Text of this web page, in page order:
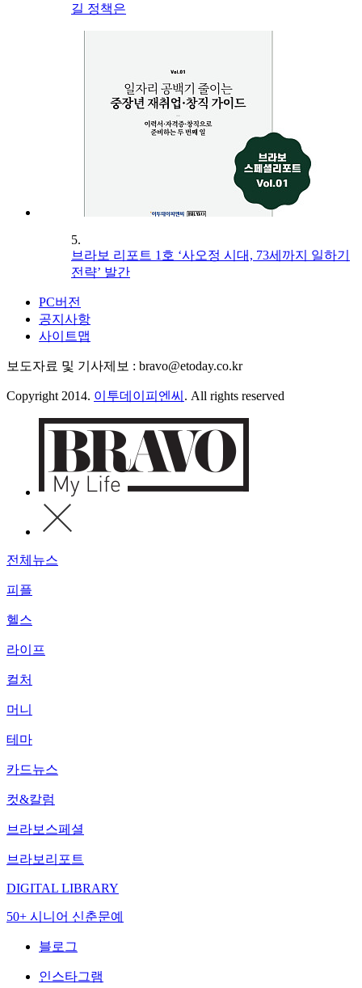
길 정책은
5.
브라보 리포트 1호 ‘사오정 시대, 73세까지 일하기
전략’ 발간
PC버전
공지사항
사이트맵
보도자료 및 기사제보 : bravo@etoday.co.kr
Copyright 2014. 이투데이피엔씨 . All rights reserved
전체뉴스
피플
헬스
라이프
컬처
머니
테마
카드뉴스
컷&칼럼
브라보스페셜
브라보리포트
DIGITAL LIBRARY
50+ 시니어 신춘문예
블로그
인스타그램